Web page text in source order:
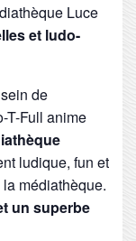
Luce
et ludo-
de
T-Full anime
ludique, fun et
médiathèque.
un superbe